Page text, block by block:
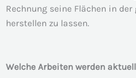
Rechnung seine Flächen in
herstellen zu lassen.
Welche Arbeiten werden